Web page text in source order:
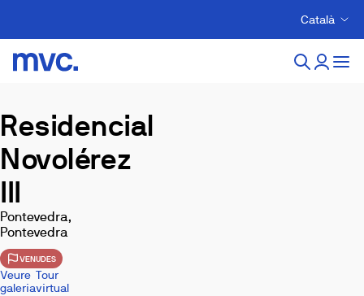
Català
Residencial
Novolérez
III
Pontevedra,
Pontevedra
VENUDES
Veure
galeria
Tour
virtual